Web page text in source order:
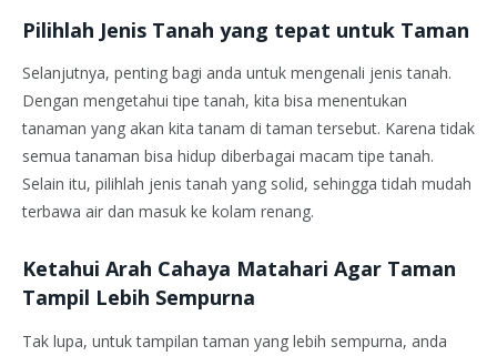
Pilihlah Jenis Tanah yang tepat untuk Taman
Selanjutnya, penting bagi anda untuk mengenali jenis tanah.
Dengan mengetahui tipe tanah, kita bisa menentukan
tanaman yang akan kita tanam di taman tersebut. Karena tidak
semua tanaman bisa hidup diberbagai macam tipe tanah.
Selain itu, pilihlah jenis tanah yang solid, sehingga tidah mudah
terbawa air dan masuk ke kolam renang.
Ketahui Arah Cahaya Matahari Agar Taman
Tampil Lebih Sempurna
Tak lupa, untuk tampilan taman yang lebih sempurna, anda